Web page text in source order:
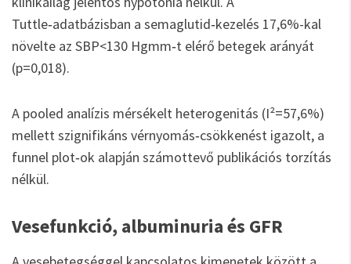
Tuttle‑adatbázisban a semaglutid‑kezelés 17,6%-kal
növelte az SBP<130 Hgmm‑t elérő betegek arányát
(p=0,018).
A pooled analízis mérsékelt heterogenitás (I²=57,6%)
mellett szignifikáns vérnyomás‑csökkenést igazolt, a
funnel plot‑ok alapján számottevő publikációs torzítás
nélkül.
Vesefunkció, albuminuria és GFR